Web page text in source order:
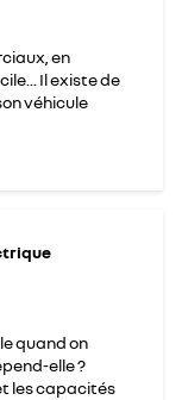
en
Il existe de
véhicule
quand on
elle ?
les capacités